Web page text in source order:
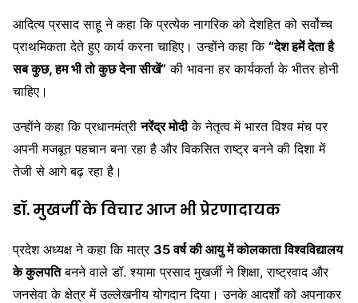
आदित्य प्रसाद साहू ने कहा कि प्रत्येक नागरिक को देशहित को सर्वोच्च
प्राथमिकता देते हुए कार्य करना चाहिए। उन्होंने कहा कि “देश हमें देता है
सब कुछ, हम भी तो कुछ देना सीखें” की भावना हर कार्यकर्ता के भीतर होनी
चाहिए।
उन्होंने कहा कि प्रधानमंत्रीनरेंद्र मोदीके नेतृत्व में भारत विश्व मंच पर
अपनी मजबूत पहचान बना रहा है और विकसित राष्ट्र बनने की दिशा में
तेजी से आगे बढ़ रहा है।
डॉ. मुखर्जी के विचार आज भी प्रेरणादायक
प्रदेश अध्यक्ष ने कहा कि मात्र 35 वर्ष की आयु में कोलकाता विश्वविद्यालय
के कुलपतिबनने वाले डॉ. श्यामा प्रसाद मुखर्जी ने शिक्षा, राष्ट्रवाद और
जनसेवा के क्षेत्र में उल्लेखनीय योगदान दिया। उनके आदर्शों को अपनाकर